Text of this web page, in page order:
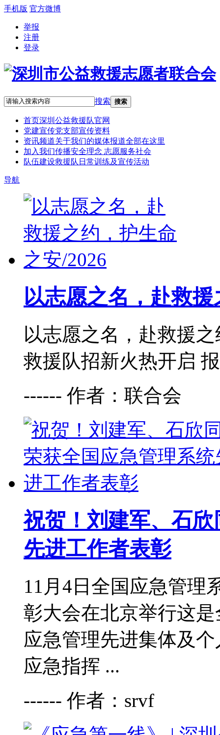
手机版 官方微博
举报
注册
登录
搜索 搜索
首页深圳公益救援队官网
党建宣传党支部宣传资料
资讯频道关于我们的媒体报道全部在这里
加入我们传播安全理念 志愿服务社会
队伍建设救援队日常训练及宣传活动
导航
以志愿之名，赴救
以志愿之名，赴救援
救援队招新火热开启
------ 作者：联合会
祝贺！刘建军、石
先进工作者表彰
11月4日全国应急管理
彰大会在北京举行这
应急管理先进集体及
应急指挥 ...
------ 作者：srvf